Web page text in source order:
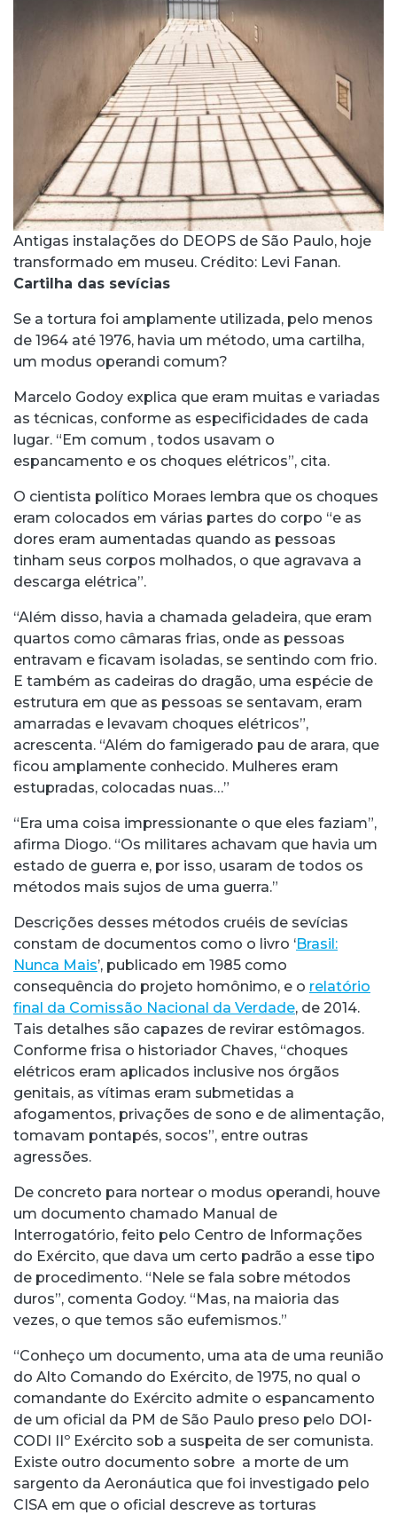
Antigas instalações do DEOPS de São Paulo, hoje
transformado em museu. Crédito: Levi Fanan.
Cartilha das sevícias
Se a tortura foi amplamente utilizada, pelo menos
de 1964 até 1976, havia um método, uma cartilha,
um modus operandi comum?
Marcelo Godoy explica que eram muitas e variadas
as técnicas, conforme as especificidades de cada
lugar. “Em comum , todos usavam o
espancamento e os choques elétricos”, cita.
O cientista político Moraes lembra que os choques
eram colocados em várias partes do corpo “e as
dores eram aumentadas quando as pessoas
tinham seus corpos molhados, o que agravava a
descarga elétrica”.
“Além disso, havia a chamada geladeira, que eram
quartos como câmaras frias, onde as pessoas
entravam e ficavam isoladas, se sentindo com frio.
E também as cadeiras do dragão, uma espécie de
estrutura em que as pessoas se sentavam, eram
amarradas e levavam choques elétricos”,
acrescenta. “Além do famigerado pau de arara, que
ficou amplamente conhecido. Mulheres eram
estupradas, colocadas nuas…”
“Era uma coisa impressionante o que eles faziam”,
afirma Diogo. “Os militares achavam que havia um
estado de guerra e, por isso, usaram de todos os
métodos mais sujos de uma guerra.”
Descrições desses métodos cruéis de sevícias
constam de documentos como o livro ‘Brasil:
Nunca Mais’, publicado em 1985 como
consequência do projeto homônimo, e o relatório
final da Comissão Nacional da Verdade, de 2014.
Tais detalhes são capazes de revirar estômagos.
Conforme frisa o historiador Chaves, “choques
elétricos eram aplicados inclusive nos órgãos
genitais, as vítimas eram submetidas a
afogamentos, privações de sono e de alimentação,
tomavam pontapés, socos”, entre outras
agressões.
De concreto para nortear o modus operandi, houve
um documento chamado Manual de
Interrogatório, feito pelo Centro de Informações
do Exército, que dava um certo padrão a esse tipo
de procedimento. “Nele se fala sobre métodos
duros”, comenta Godoy. “Mas, na maioria das
vezes, o que temos são eufemismos.”
“Conheço um documento, uma ata de uma reunião
do Alto Comando do Exército, de 1975, no qual o
comandante do Exército admite o espancamento
de um oficial da PM de São Paulo preso pelo DOI-
CODI IIº Exército sob a suspeita de ser comunista.
Existe outro documento sobre a morte de um
sargento da Aeronáutica que foi investigado pelo
CISA em que o oficial descreve as torturas